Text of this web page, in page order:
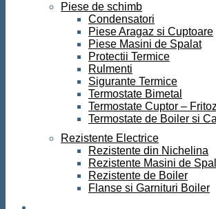
Piese de schimb
Condensatori
Piese Aragaz si Cuptoare
Piese Masini de Spalat
Protectii Termice
Rulmenti
Sigurante Termice
Termostate Bimetal
Termostate Cuptor –
Termostate de Boiler si
Rezistente Electrice
Rezistente din Nichelina
Rezistente Masini de
Rezistente de Boiler
Flanse si Garnituri Boiler